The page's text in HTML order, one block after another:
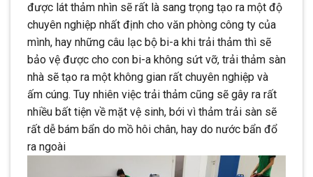
được lát thảm nhìn sẽ rất là sang trọng tạo ra một độ
chuyên nghiệp nhất định cho văn phòng công ty của
mình, hay những câu lạc bộ bi-a khi trải thảm thì sẽ
bảo vệ được cho con bi-a không sứt vỡ, trải thảm sàn
nhà sẽ tạo ra một không gian rất chuyên nghiệp và
ấm cúng. Tuy nhiên việc trải thảm cũng sẽ gây ra rất
nhiều bất tiện về mặt vệ sinh, bới vì thảm trải sàn sẽ
rất dễ bám bẩn do mồ hôi chân, hay do nước bẩn đổ
ra ngoài